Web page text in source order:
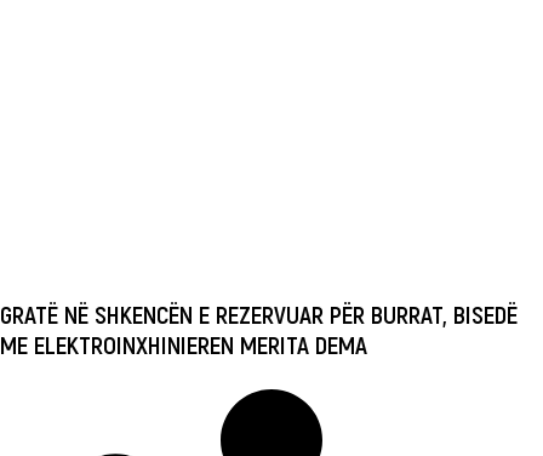
GRATË NË SHKENCËN E REZERVUAR PËR BURRAT, BISEDË
ME ELEKTROINXHINIEREN MERITA DEMA